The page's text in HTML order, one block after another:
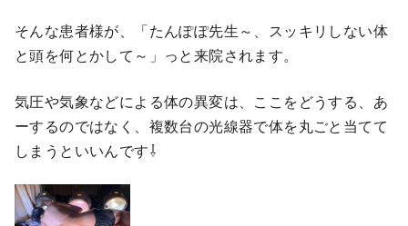
そんな患者様が、「たんぽぽ先生～、スッキリしない体
と頭を何とかして～」っと来院されます。
気圧や気象などによる体の異変は、ここをどうする、あ
ーするのではなく、複数台の光線器で体を丸ごと当てて
しまうといいんです⇩